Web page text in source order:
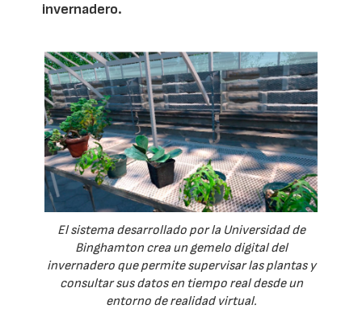
invernadero.
El sistema desarrollado por la Universidad de
Binghamton crea un gemelo digital del
invernadero que permite supervisar las plantas y
consultar sus datos en tiempo real desde un
entorno de realidad virtual.